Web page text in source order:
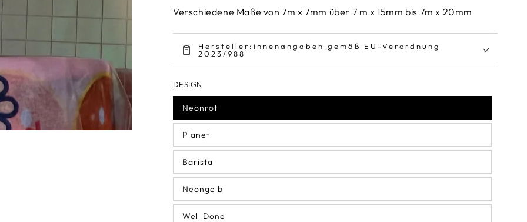
Verschiedene Maße von 7m x 7mm über 7 m x 15mm bis 7m x 20mm
Hersteller:innenangaben gemäß EU-Verordnung
2023/988
DESIGN
Neonrot
Planet
Barista
Neongelb
Well Done